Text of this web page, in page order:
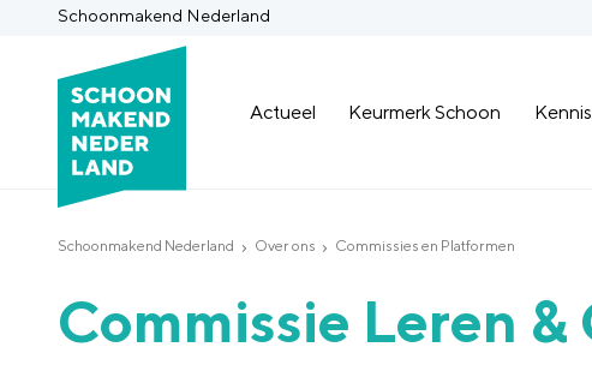
Schoonmakend Nederland
Actueel Keurmerk Schoon
Schoonmakend Nederland Over ons Commissies en Platformen
Commissie Leren